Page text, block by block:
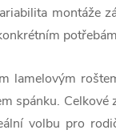
montáže
lamelovým
spánku. Celkové
volbu pro